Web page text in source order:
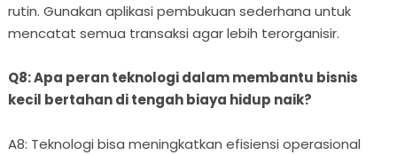
rutin. Gunakan aplikasi pembukuan sederhana untuk
mencatat semua transaksi agar lebih terorganisir.
Q8: Apa peran teknologi dalam membantu bisnis
kecil bertahan di tengah biaya hidup naik?
A8: Teknologi bisa meningkatkan efisiensi operasional